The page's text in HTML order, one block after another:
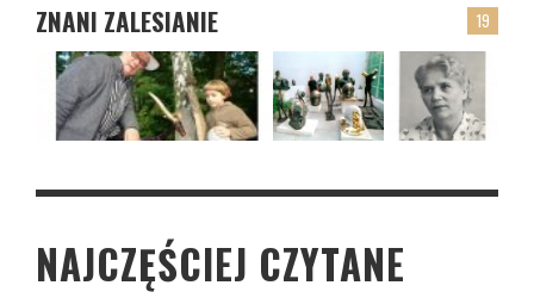
19
ZNANI ZALESIANIE
NAJCZĘŚCIEJ CZYTANE